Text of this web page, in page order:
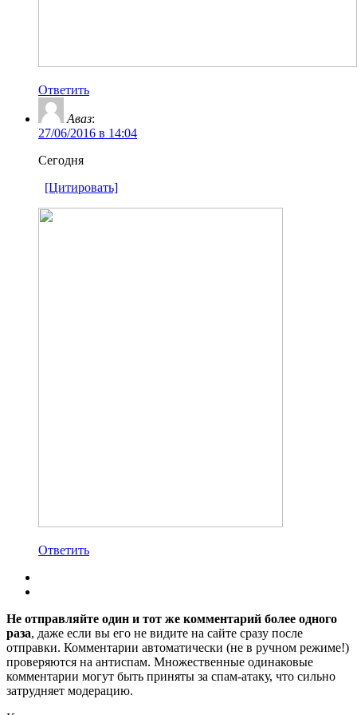
Ответить
Аваз:
27/06/2016 в 14:04
Сегодня
[Цитировать]
Ответить
Не отправляйте один и тот же комментарий более одного
раза, даже если вы его не видите на сайте сразу после
отправки. Комментарии автоматически (не в ручном режиме!)
проверяются на антиспам. Множественные одинаковые
комментарии могут быть приняты за спам-атаку, что сильно
затрудняет модерацию.